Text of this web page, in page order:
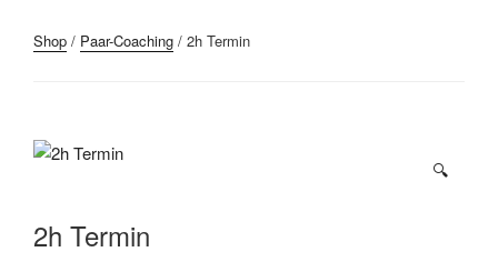
Shop / Paar-Coaching / 2h Termin
🔍
2h Termin